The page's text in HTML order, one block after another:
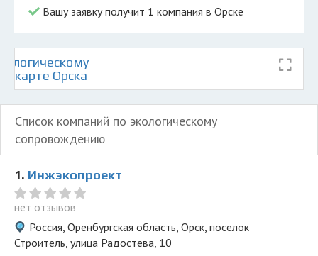
Вашу заявку получит 1 компания в Орске
карте Орска
Список компаний по экологическому
сопровождению
1. Инжэкопроект
нет отзывов
Россия, Оренбургская область, Орск, поселок
Строитель, улица Радостева, 10